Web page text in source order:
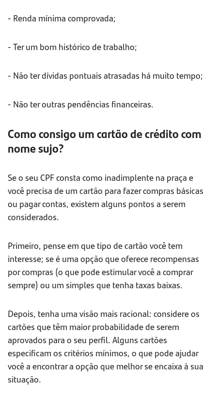
- Renda mínima comprovada;
- Ter um bom histórico de trabalho;
- Não ter dívidas pontuais atrasadas há muito tempo;
- Não ter outras pendências financeiras.
Como consigo um cartão de crédito com
nome sujo?
Se o seu CPF consta como inadimplente na praça e
você precisa de um cartão para fazer compras básicas
ou pagar contas, existem alguns pontos a serem
considerados.
Primeiro, pense em que tipo de cartão você tem
interesse; se é uma opção que oferece recompensas
por compras (o que pode estimular você a comprar
sempre) ou um simples que tenha taxas baixas.
Depois, tenha uma visão mais racional: considere os
cartões que têm maior probabilidade de serem
aprovados para o seu perfil. Alguns cartões
especificam os critérios mínimos, o que pode ajudar
você a encontrar a opção que melhor se encaixa à sua
situação.